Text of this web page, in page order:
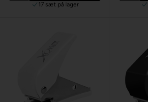
17 sæt på lager